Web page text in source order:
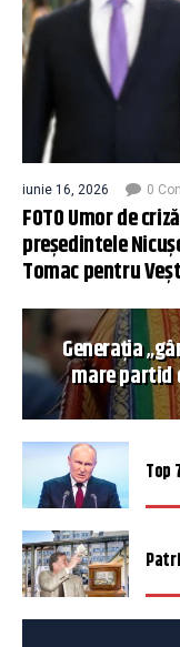
iunie 16, 2026 0
FOTO Umor de
președintele
Tomac pentru
Generația
mare partid
Top